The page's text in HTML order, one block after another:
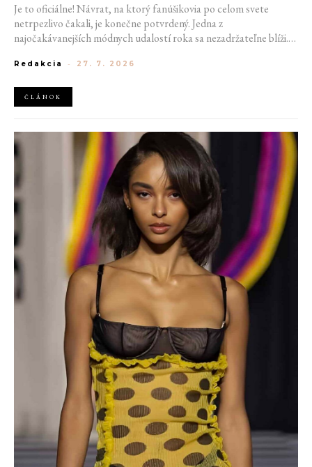
Je to oficiálne! Návrat, na ktorý fanúšikovia po celom svete
netrpezlivo čakali, je konečne potvrdený. Jedna z
najočakávanejších módnych udalostí roka sa nezadržateľne blíži.
veľké novinky. Organizátori už prezradili miesto konania
prejde po ikonickom móle.
Redakcia - 27. 7. 2026
ČLÁNOK